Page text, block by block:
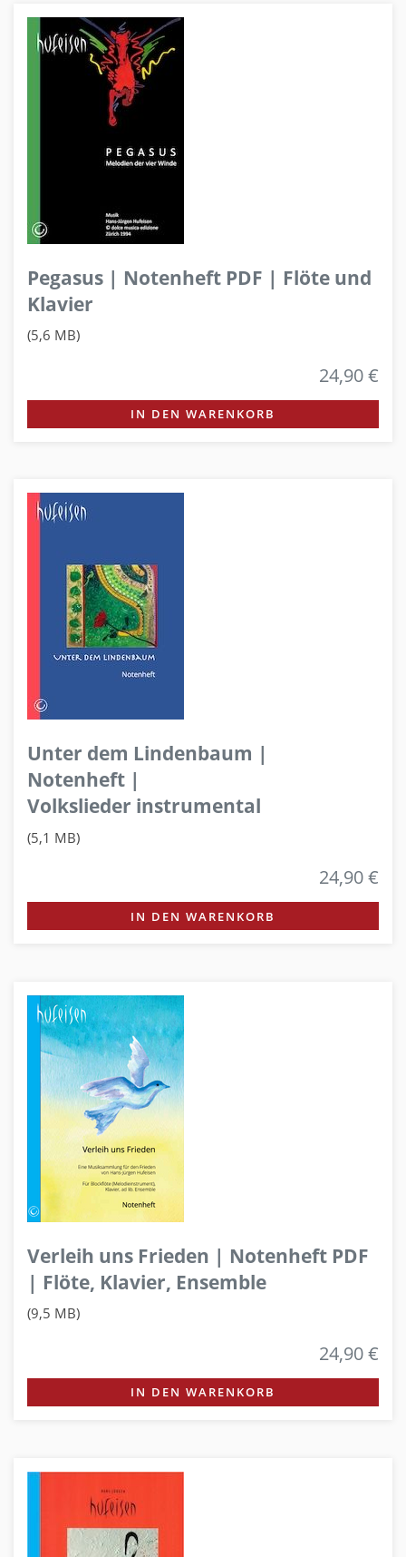
Pegasus | Notenheft PDF | Flöte und
Klavier
(5,6 MB)
24,90 €
IN DEN WARENKORB
Unter dem Lindenbaum |
Notenheft |
Volkslieder instrumental
(5,1 MB)
24,90 €
IN DEN WARENKORB
Verleih uns Frieden | Notenheft PDF
| Flöte, Klavier, Ensemble
(9,5 MB)
24,90 €
IN DEN WARENKORB